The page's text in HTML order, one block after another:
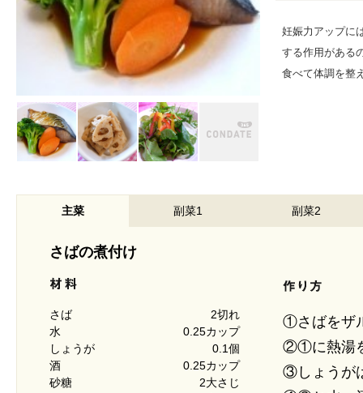
妊娠力アップに
する作用がある
食べて体調を整
主菜 副菜1 副菜2
さばの煮付け
さば
2切れ
水
0.25カップ
しょうが
0.1個
酒
0.25カップ
砂糖
2大さじ
①さばをザ
②①に熱湯
③しょうが